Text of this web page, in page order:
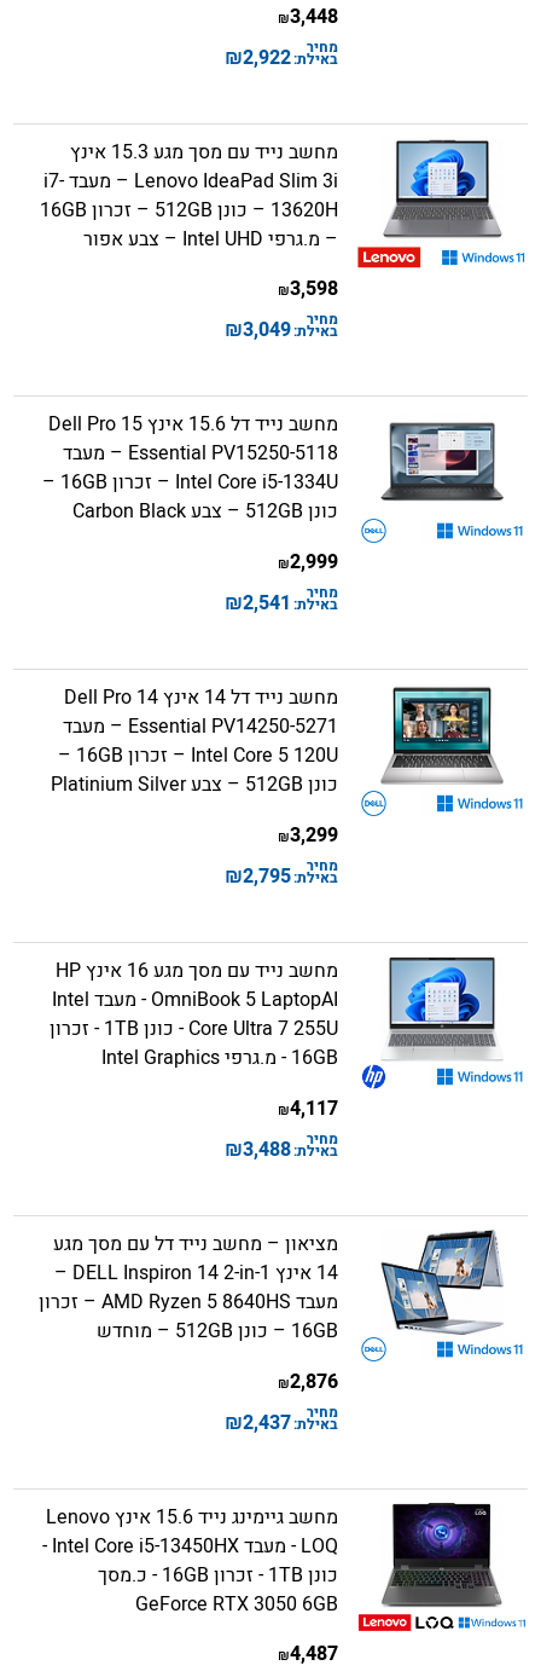
3,448
₪
מחיר
באילת:2,922
₪
מחשב נייד עם מסך מגע 15.3 אינץ
Lenovo IdeaPad Slim 3i – מעבד i7-
13620H – כונן 512GB – זכרון 16GB
– מ.גרפי Intel UHD – צבע אפור
3,598
₪
מחיר
באילת:3,049
₪
מחשב נייד דל 15.6 אינץ Dell Pro 15
Essential PV15250-5118 – מעבד
Intel Core i5-1334U – זכרון 16GB –
כונן 512GB – צבע Carbon Black
2,999
₪
מחיר
באילת: 2,541
₪
מחשב נייד דל 14 אינץ Dell Pro 14
Essential PV14250-5271 – מעבד
Intel Core 5 120U – זכרון 16GB –
כונן 512GB – צבע Platinium Silver
3,299
₪
מחיר
באילת:2,795
₪
מחשב נייד עם מסך מגע 16 אינץ HP
OmniBook 5 LaptopAI - מעבד Intel
Core Ultra 7 255U - כונן 1TB - זכרון
16GB - מ.גרפי Intel Graphics
4,117
₪
מחיר
באילת:3,488
₪
מציאון – מחשב נייד דל עם מסך מגע
14 אינץ DELL Inspiron 14 2-in-1 –
מעבד AMD Ryzen 5 8640HS – זכרון
16GB – כונן 512GB – מוחדש
2,876
₪
מחיר
באילת:2,437
₪
מחשב גיימינג נייד 15.6 אינץ Lenovo
LOQ - מעבד Intel Core i5-13450HX -
כונן 1TB - זכרון 16GB - כ.מסך
GeForce RTX 3050 6GB
4,487
₪